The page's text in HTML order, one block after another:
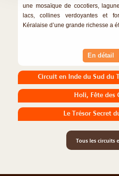
une mosaïque de cocotiers,
lacs, collines verdoyantes et
Kéralaise d’une grande richesse a
En détail
Holi, Fête des
Le Trésor Secret
Tous les circuits